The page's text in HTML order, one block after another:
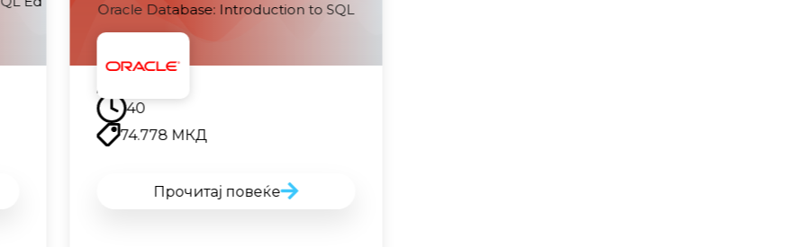
Oracle Database: Introduction to SQL
40
74.778 МКД
Прочитај повеќе